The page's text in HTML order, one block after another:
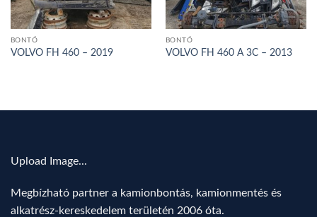
BONTÓ
VOLVO FH 460 – 2019
BONTÓ
VOLVO FH 460 A 3C – 2013
Upload Image...
Megbízható partner a kamionbontás, kamionmentés és
alkatrész-kereskedelem területén 2006 óta.